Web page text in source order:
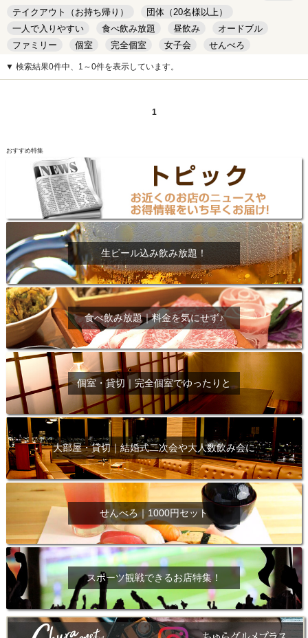
テイクアウト（お持ち帰り）
団体（20名様以上）
一人で入りやすい
食べ飲み放題 昼飲み
オードブル
ファミリー
個室 完全個室 女子会
せんべろ
キッズルーム
安い デート
▼ 検索結果0件中、1～0件を表示しています。
1
おすすめ特集
生ビール込み飲み放題！
食べ飲み放題｜料金を気にせず♪
個室・貸切｜完全個室でゆったりと
大部屋・貸切｜結婚式二次会や大人数飲み会に
せんべろ｜1000円セット
スポーツ観戦できるお店特集！